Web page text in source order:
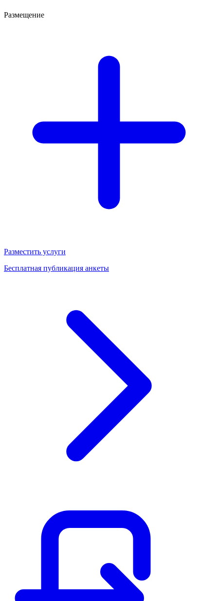
Размещение
Разместить услуги
Бесплатная публикация анкеты